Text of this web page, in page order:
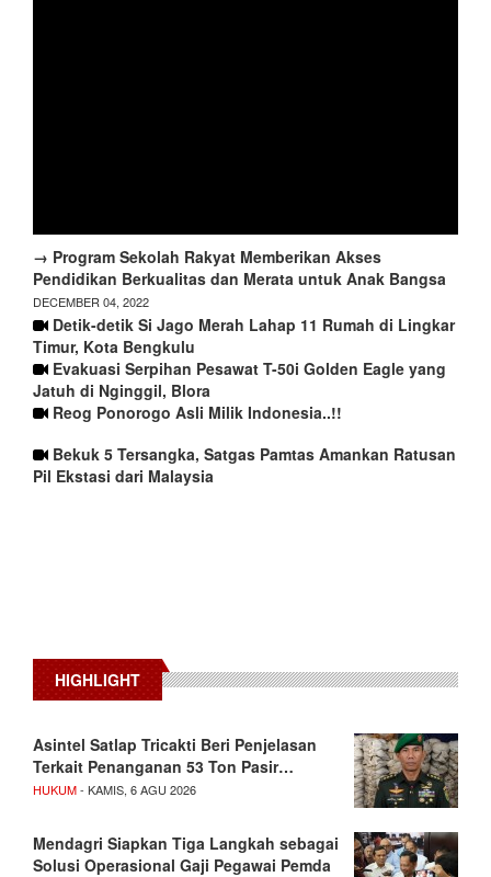
→ Program Sekolah Rakyat Memberikan Akses
Pendidikan Berkualitas dan Merata untuk Anak Bangsa
DECEMBER 04, 2022
Detik-detik Si Jago Merah Lahap 11 Rumah di Lingkar
Timur, Kota Bengkulu
Evakuasi Serpihan Pesawat T-50i Golden Eagle yang
Jatuh di Nginggil, Blora
Reog Ponorogo Asli Milik Indonesia..!!
Bekuk 5 Tersangka, Satgas Pamtas Amankan Ratusan
Pil Ekstasi dari Malaysia
HIGHLIGHT
Asintel Satlap Tricakti Beri Penjelasan
Terkait Penanganan 53 Ton Pasir…
HUKUM- KAMIS, 6 AGU 2026
Mendagri Siapkan Tiga Langkah sebagai
Solusi Operasional Gaji Pegawai Pemda